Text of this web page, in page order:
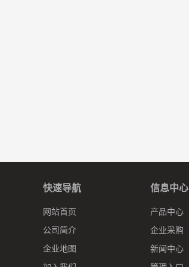
快速导航
网站首页
公司简介
企业地图
信息中心
产品中心
企业采购
新闻中心